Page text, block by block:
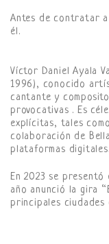
Antes de contratar
él.
Víctor Daniel Ayala
1996), conocido
cantante y
provocativas . Es
explícitas, tales
colaboración de
plataformas digitales.
En 2023 se presentó
año anunció la gira
principales ciudades